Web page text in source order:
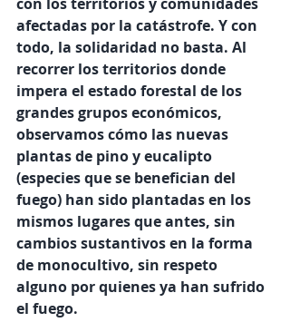
afectadas por la catástrofe. Y con
todo, la solidaridad no basta. Al
recorrer los territorios donde
impera el estado forestal de los
grandes grupos económicos,
observamos cómo las nuevas
plantas de pino y eucalipto
(especies que se benefician del
fuego) han sido plantadas en los
mismos lugares que antes, sin
cambios sustantivos en la forma
de monocultivo, sin respeto
alguno por quienes ya han sufrido
el fuego.